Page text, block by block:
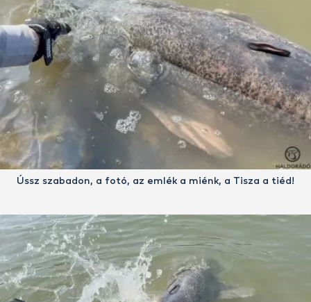
Ússz szabadon, a fotó, az emlék a miénk, a Tisza a tiéd!